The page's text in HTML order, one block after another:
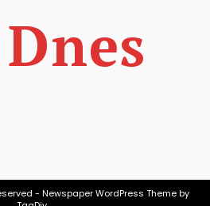
Dnes
- Newspaper WordPress Theme by